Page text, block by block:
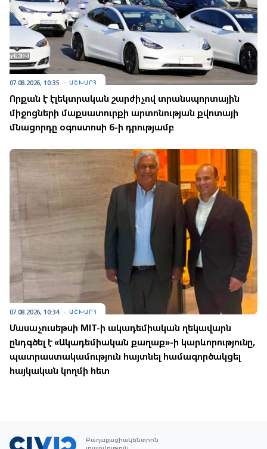
07.08.2026, 10:35 ԱՇԽԱՐՀ
Որքան է էլեկտրական շարժիչով տրանսպորտային
միջոցների մաքսատուրքի արտոնության քվոտայի
մնացորդը օգոստոսի 6-ի դրությամբ
07.08.2026, 10:34 ԱՇԽԱՐՀ
Մասաչուսեթսի MIT-ի ակադեմիական ղեկավարն
ընդգծել է «Ակադեմիական քաղաք»-ի կարևորությունը,
պատրաստակամություն հայտնել համագործակցել
հայկական կողմի հետ
Քաղաքացիակենտրոն